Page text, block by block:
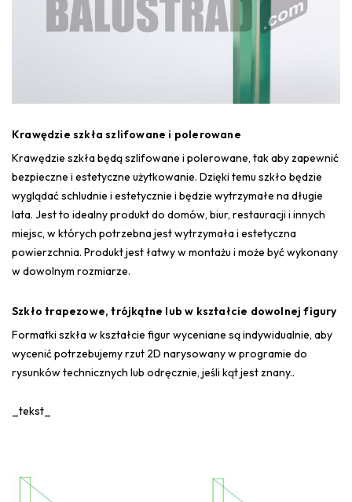
Krawędzie szkła szlifowane i polerowane
Krawędzie szkła będą szlifowane i polerowane, tak aby zapewnić
bezpieczne i estetyczne użytkowanie. Dzięki temu szkło będzie
wyglądać schludnie i estetycznie i będzie wytrzymałe na długie
lata. Jest to idealny produkt do domów, biur, restauracji i innych
miejsc, w których potrzebna jest wytrzymała i estetyczna
powierzchnia. Produkt jest łatwy w montażu i może być wykonany
w dowolnym rozmiarze.
Szkło trapezowe, trójkątne lub w kształcie dowolnej figury
Formatki szkła w kształcie figur wyceniane są indywidualnie, aby
wycenić potrzebujemy rzut 2D narysowany w programie do
rysunków technicznych lub odręcznie, jeśli kąt jest znany..
_tekst_